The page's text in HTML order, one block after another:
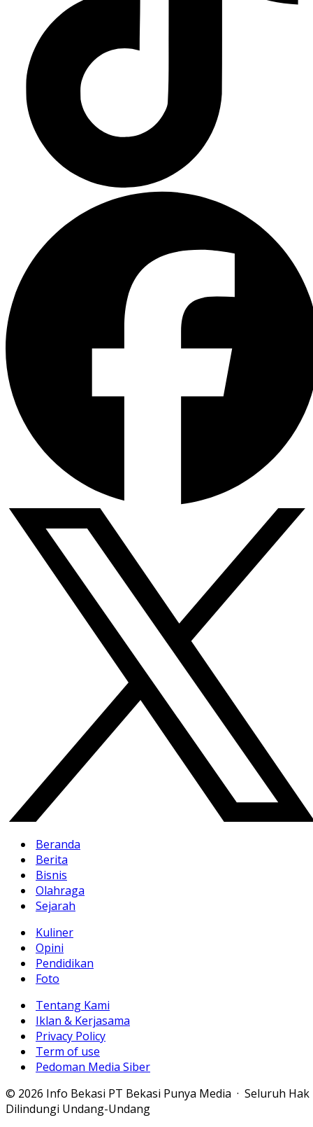
Beranda
Berita
Bisnis
Olahraga
Sejarah
Kuliner
Opini
Pendidikan
Foto
Tentang Kami
Iklan & Kerjasama
Privacy Policy
Term of use
Pedoman Media Siber
© 2026 Info Bekasi PT Bekasi Punya Media · Seluruh Hak
Dilindungi Undang-Undang